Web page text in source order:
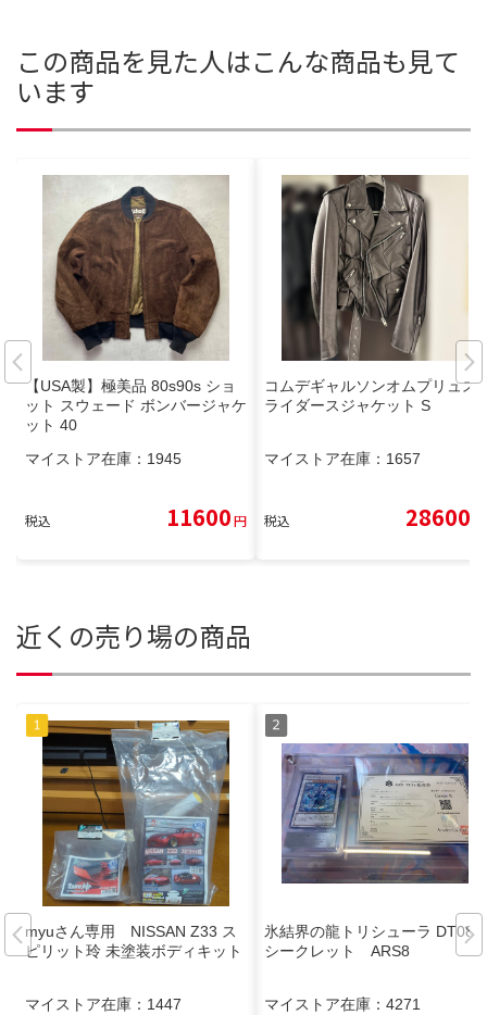
この商品を見た人はこんな商品も見て
います
【USA製】極美品 80s90s ショ
ット スウェード ボンバージャケ
ット 40
マイストア在庫： 1945
税込 11600円
コムデギャルソンオムプリュス
ライダースジャケット S
マイストア在庫： 1657
税込 28600
近くの売り場の商品
myuさん専用 NISSAN Z33 ス
ピリット玲 未塗装ボディキット
マイストア在庫： 1447
氷結界の龍トリシューラ DT08
シークレット ARS8
マイストア在庫： 4271